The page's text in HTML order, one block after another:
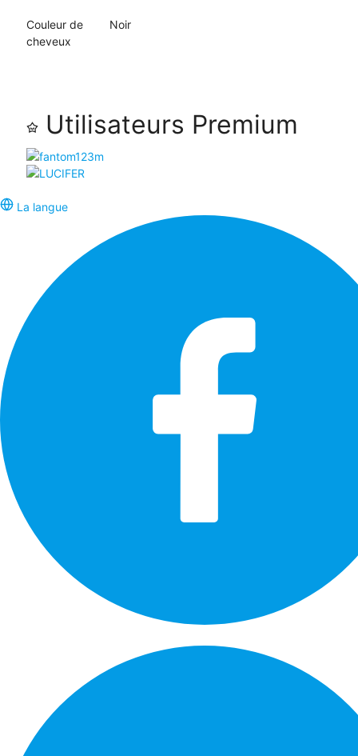
Couleur de
cheveux
Noir
Utilisateurs Premium
La langue